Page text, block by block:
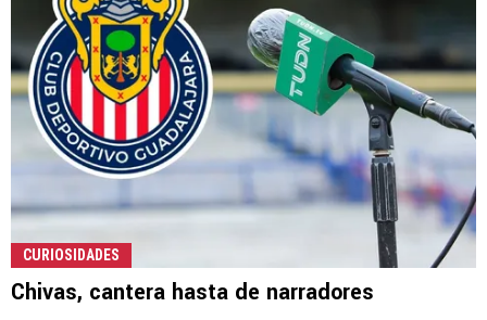
CURIOSIDADES
Chivas, cantera hasta de narradores